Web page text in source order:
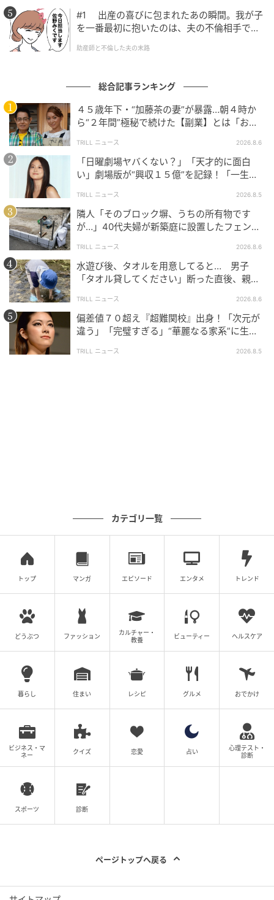
#1 出産の喜びに包まれたあの瞬間。我が子
を一番最初に抱いたのは、夫の不倫相手でし
助産師と不倫した夫の末路
総合記事ランキング
４５歳年下・“加藤茶の妻”が暴露…朝４時か
ら“２年間”極秘で続けた【副業】とは「お金
TRILL ニュース 2026.8.6
「日曜劇場ヤバくない？」「天才的に面白
い」劇場版が“興収１５億”を記録！「一生言
TRILL ニュース 2026.8.5
隣人「そのブロック塀、うちの所有物です
が…」40代夫婦が新築庭に設置したフェン
TRILL ニュース 2026.8.6
水遊び後、タオルを用意してると… 男子
「タオル貸してください」断った直後、親が
TRILL ニュース 2026.8.6
偏差値７０超え『超難関校』出身！「次元が
違う」「完璧すぎる」“華麗なる家系”に生ま
TRILL ニュース 2026.8.5
カテゴリ一覧
トップ マンガ エピソード エンタメ トレンド
どうぶつ ファッション
カルチャー・
教養
ビューティー ヘルスケア
暮らし 住まい レシピ グルメ おでかけ
ビジネス・マ
ネー
クイズ 恋愛 占い
心理テスト・
診断
スポーツ 診断
ページトップへ戻る